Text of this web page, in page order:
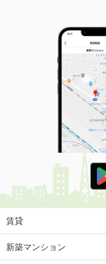
土地面
宮城県仙台市青葉区
価 格
住 所
建物面
土地面
宮城県仙台市太白区人
価 格
住 所
建物面積
宮城県仙台市宮城野区
賃貸
新築マンション